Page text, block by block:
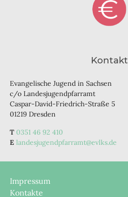
Kontakt
Evangelische Jugend in Sachsen
c/o Landesjugendpfarramt
Caspar-David-Friedrich-Straße 5
01219 Dresden
0351 46 92 410
landesjugendpfarramt@evlks.de
Impressum
Kontakte